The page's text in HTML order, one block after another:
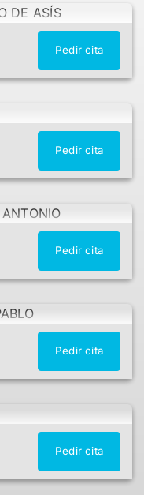
Pedir cita
Pedir cita
Pedir cita
Pedir cita
Pedir cita